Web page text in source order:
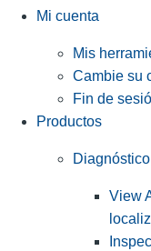
Mi cuenta
Mis
Cambie su
Fin de
Productos
View